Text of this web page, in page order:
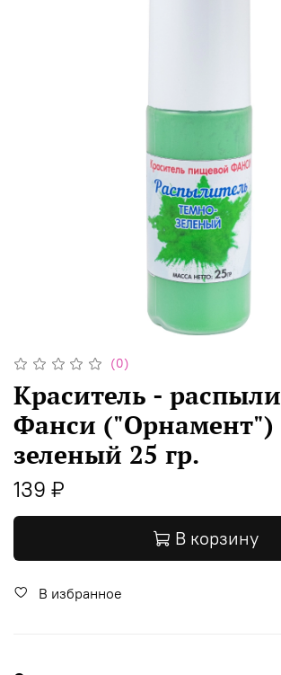
(0)
Краситель -
Фанси ("Орнамент")
зеленый 25 гр.
139 ₽
В корзину
В избранное